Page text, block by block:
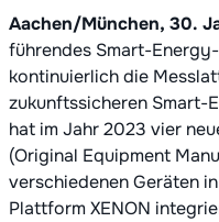
Aachen/München, 30.
führendes Smart-
kontinuierlich die
zukunftssicheren Smart-
hat im Jahr 2023 vier
(Original Equipment
verschiedenen Geräten
Plattform XENON